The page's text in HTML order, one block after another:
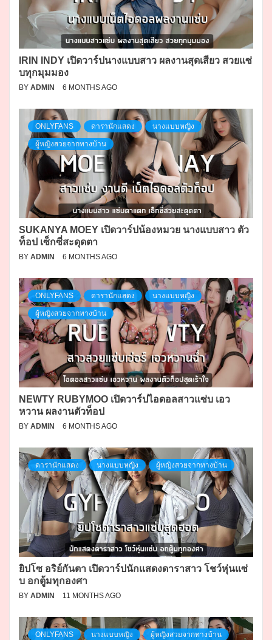
IRIN INDY เปิดวาร์ปนางแบบสาว ผลงานสุดเสียว สวยแซ่
บทุกมุมมอง
BY ADMIN 6 MONTHS AGO
ONLYFANS ดารานักแสดง นางแบบหญิง
ผู้หญิงสวยจากทางบ้าน
SUKANYA MOEY เปิดวาร์ปน้องหมวย นางแบบสาว ตัว
ท็อป เซ็กซี่สะดุดตา
BY ADMIN 6 MONTHS AGO
ONLYFANS ดารานักแสดง นางแบบหญิง
ผู้หญิงสวยจากทางบ้าน
NEWTY RUBYMOO เปิดวาร์ปไอดอลสาวแซ่บ เอว
หวาน ผลงานตัวท็อป
BY ADMIN 6 MONTHS AGO
ดารานักแสดง นางแบบหญิง ผู้หญิงสวยจากทางบ้าน
ยิปโซ อริย์กันตา เปิดวาร์ปนักแสดงดาราสาว โชว์หุ่นแซ่
บ อกตู้มทุกองศา
BY ADMIN 11 MONTHS AGO
ONLYFANS นางแบบหญิง ผู้หญิงสวยจากทางบ้าน